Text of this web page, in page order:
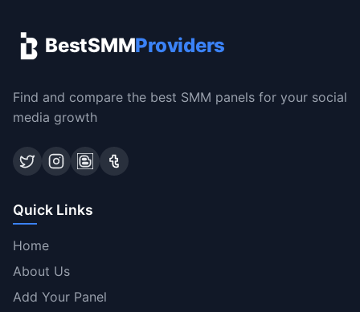
BestSMMProviders
Find and compare the best SMM panels for your social
media growth
Quick Links
Home
About Us
Add Your Panel